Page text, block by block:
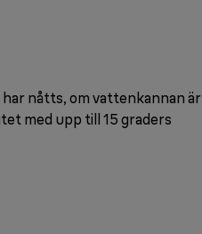
nåtts, om vattenkannan är
med upp till 15 graders